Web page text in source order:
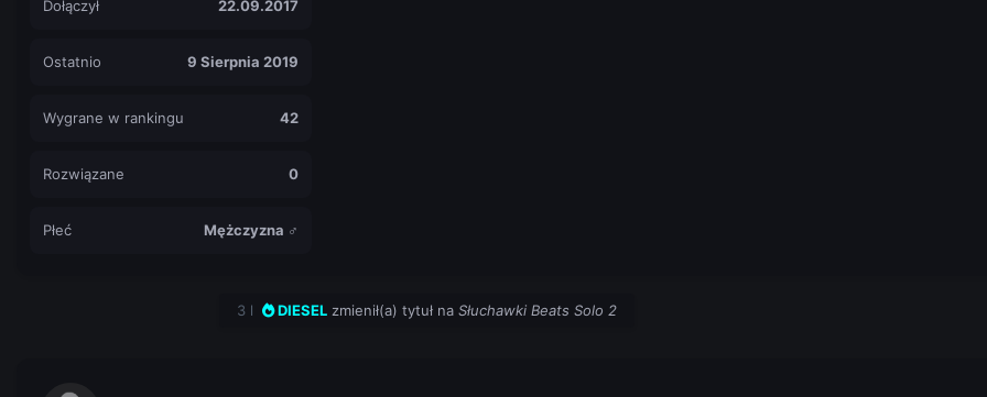
Dołączył 22.09.2017
Ostatnio 9 Sierpnia 2019
Wygrane w rankingu 42
Rozwiązane 0
Płeć Mężczyzna ♂
3 l DIESEL zmienił(a) tytuł na Słuchawki Beats Solo 2